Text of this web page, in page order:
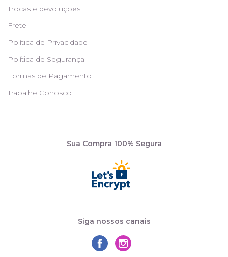
Trocas e devoluções
Frete
Política de Privacidade
Política de Segurança
Formas de Pagamento
Trabalhe Conosco
Sua Compra 100% Segura
Siga nossos canais